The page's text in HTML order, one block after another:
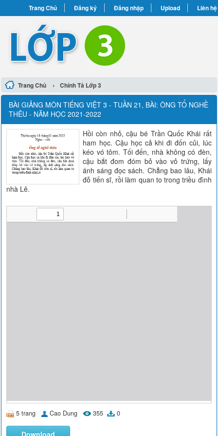
Trang Chủ Đăng ký Đăng nhập Upload Liên hệ
Trang Chủ › Chính Tả Lớp 3
BÀI GIẢNG MÔN TIẾNG VIỆT 3 - TUẦN 21, BÀI: ÔNG TỔ NGHỀ
THÊU - NĂM HỌC 2021-2022
Hồi còn nhỏ, cậu bé Trần Quốc Khái rất
ham học. Cậu học cả khi đi đốn củi, lúc
kéo vó tôm. Tối đến, nhà không có đèn,
cậu bắt đom đóm bỏ vào vỏ trứng, lấy
ánh sáng đọc sách. Chẳng bao lâu, Khái
đỗ tiến sĩ, rồi làm quan to trong triều đình
nhà Lê.
5 trang Cao Dung 355 0
Download